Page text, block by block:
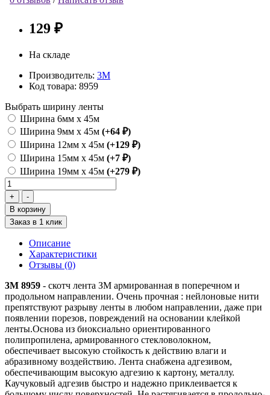
129 ₽
На складе
Производитель: 3М
Код товара: 8959
Выбрать ширину ленты
Ширина 6мм х 45м
Ширина 9мм х 45м (+64 ₽)
Ширина 12мм х 45м (+129 ₽)
Ширина 15мм х 45м (+7 ₽)
Ширина 19мм х 45м (+279 ₽)
В корзину
Заказ в 1 клик
Описание
Характеристики
Отзывы (0)
3М 8959 - скотч лента ЗМ армированная в поперечном и
продольном направлении. Очень прочная : нейлоновые нити
препятствуют разрыву ленты в любом направлении, даже при
появлении порезов, повреждений на основании клейкой
ленты.Основа из биоксиально ориентированного
полипропилена, армированного стекловолокном,
обеспечивает высокую стойкость к действию влаги и
абразивному воздействию. Лента снабжена адгезивом,
обеспечивающим высокую адгезию к картону, металлу.
Каучуковый адгезив быстро и надежно приклеивается к